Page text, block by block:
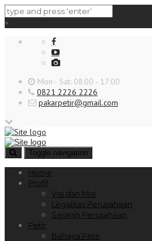
×
Mon - Sat: 08:00 - 17:00
0821 2226 2226
pakarpetir@gmail.com
Toggle navigation
Home
Profil
Visi dan Misi
Legalitas Perusahaan
Sejarah Perusahaan
Petir
Bahaya Petir